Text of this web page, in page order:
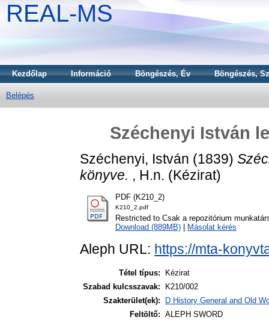
REAL-MS
Kezdőlap Információ Böngészés, Év Böngészés,
Belépés
Széchenyi István
Széchenyi, István (1839)
könyve. , H.n. (Kézirat)
PDF (K210_2)
K210_2.pdf
Restricted to Csak a repozitórium
Download (889MB)
Másolat kérés
Aleph URL: https://mta-
Tétel típus:
Kézirat
Szabad kulcsszavak:
K210/002
Szakterület(ek):
D History General and Old
Feltöltő: ALEPH SWORD